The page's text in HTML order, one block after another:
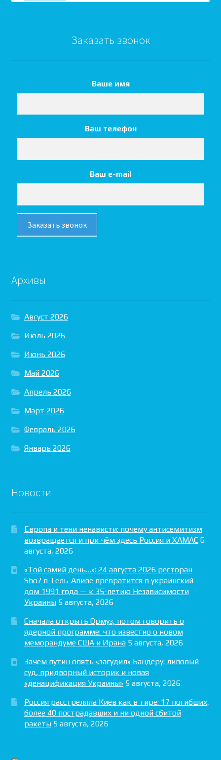
Заказать звонок
Ваше имя
Ваш телефон
Ваш e-mail
Заказать звонок
Архивы
Август 2026
Июль 2026
Июнь 2026
Май 2026
Апрель 2026
Март 2026
Февраль 2026
Январь 2026
Новости
Европа и тени ненависти: почему антисемитизм
возвращается и при чём здесь Россия и ХАМАС 6
августа, 2026
«Той самий день…»: 24 августа 2026 ресторан
Sho? в Тель-Авиве превратится в украинский
дом 1991 года — к 35-летию Независимости
Украины 5 августа, 2026
Сначала открыть Ормуз, потом говорить о
ядерной программе: что известно о новом
меморандуме США и Ирана 5 августа, 2026
Зачем путин опять «засудил» Бандеру: липовый
суд, придворный историк и новая
«денацификация Украины» 5 августа, 2026
Россия расстреляла Киев как в тире: 17 погибших,
более 40 пострадавших и ни одной сбитой
ракеты 5 августа, 2026